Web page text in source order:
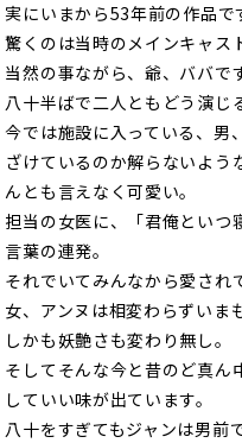
実にいまから53年前の作品で
驚くのは当時のメインキャス
当然の事ながら、爺、ババです
八十半ばで二人ともどう演じ
今では施設に入っている、男
ざけているのか解らないよう
んとも言えなく可愛い。
担当の女医に、「君俺といつ
言葉の連発。
それでいてみんなから愛され
女、アンヌは相変わらずいま
しかも妖艶さも変わり無し。
そしてそんな今と昔のど真ん
していい味が出ています。
八十をすぎてもジャンは男前